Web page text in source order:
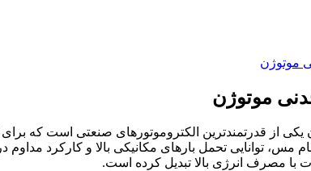
چدنی موتوژن یکی از قدرتمندترین الکتروموتورهای صنعتی
توانایی تحمل بارهای مکانیکی بالا و کارکرد مداوم
با مصرف انرژی بالا تبدیل کرده است.